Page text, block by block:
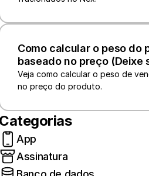
Como calcular o peso do
baseado no preço (Deixe
Veja como calcular o peso de
App
Assinatura